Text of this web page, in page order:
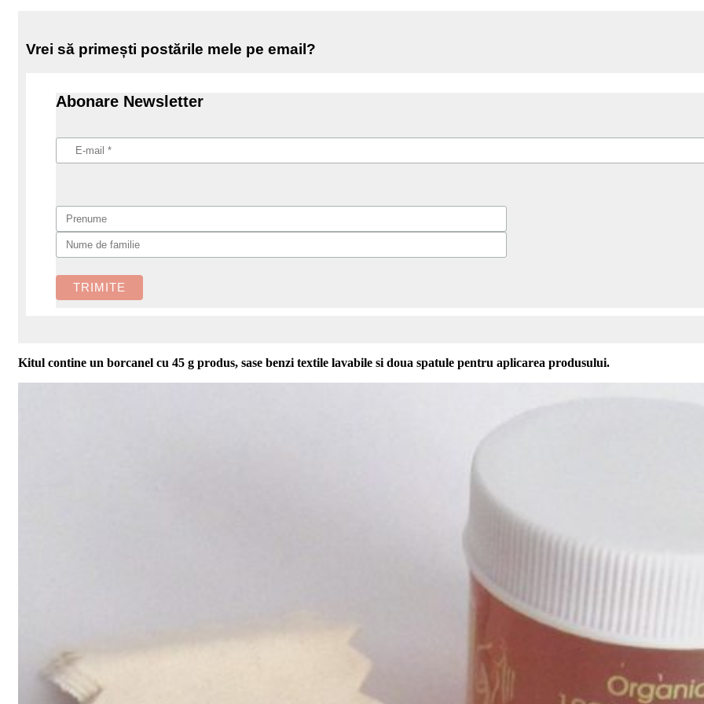
Vrei să primești postările mele pe email?
Abonare Newsletter
Kitul contine un borcanel cu 45 g produs, sase benzi textile lavabile si doua spatule pentru aplicarea produsului.